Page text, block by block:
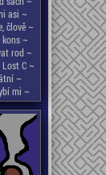
asi ~
člově ~
~
rod ~
C ~
~
mi ~